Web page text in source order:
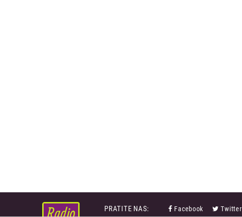
PRATITE NAS: Facebook Twitter